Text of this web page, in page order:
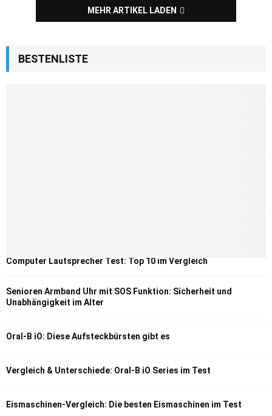
MEHR ARTIKEL LADEN
BESTENLISTE
Computer Lautsprecher Test: Top 10 im Vergleich
Senioren Armband Uhr mit SOS Funktion: Sicherheit und
Unabhängigkeit im Alter
Oral-B iO: Diese Aufsteckbürsten gibt es
Vergleich & Unterschiede: Oral-B iO Series im Test
Eismaschinen-Vergleich: Die besten Eismaschinen im Test